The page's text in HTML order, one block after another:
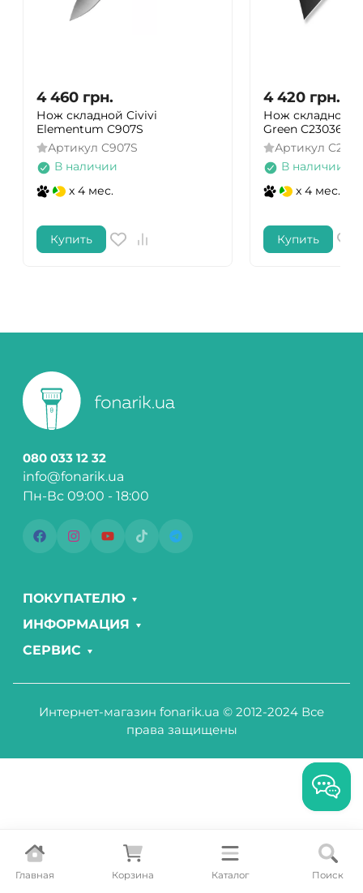
Главная Корзина Каталог Поиск
4 460 грн.
Нож складной Civivi
Elementum C907S
Артикул C907S
В наличии
x 4 мес.
Купить
4 420 грн.
Нож складной
Green C23036-3
Артикул
В наличии
x 4 мес.
Купить
080 033 12 32
info@fonarik.ua
Пн-Вс 09:00 - 18:00
ПОКУПАТЕЛЮ
ИНФОРМАЦИЯ
СЕРВИС
Интернет-магазин fonarik.ua © 2012-2024 Все
права защищены